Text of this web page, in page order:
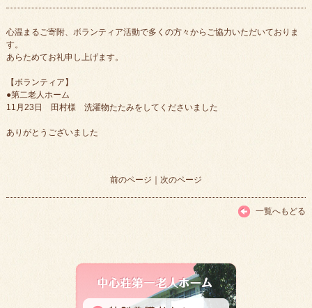
心温まるご寄附、ボランティア活動で多くの方々からご協力いただいておりま
す。
あらためてお礼申し上げます。
【ボランティア】
●第二老人ホーム
11月23日 田村様 洗濯物たたみをしてくださいました
ありがとうございました
前のページ ｜ 次のページ
一覧へもどる